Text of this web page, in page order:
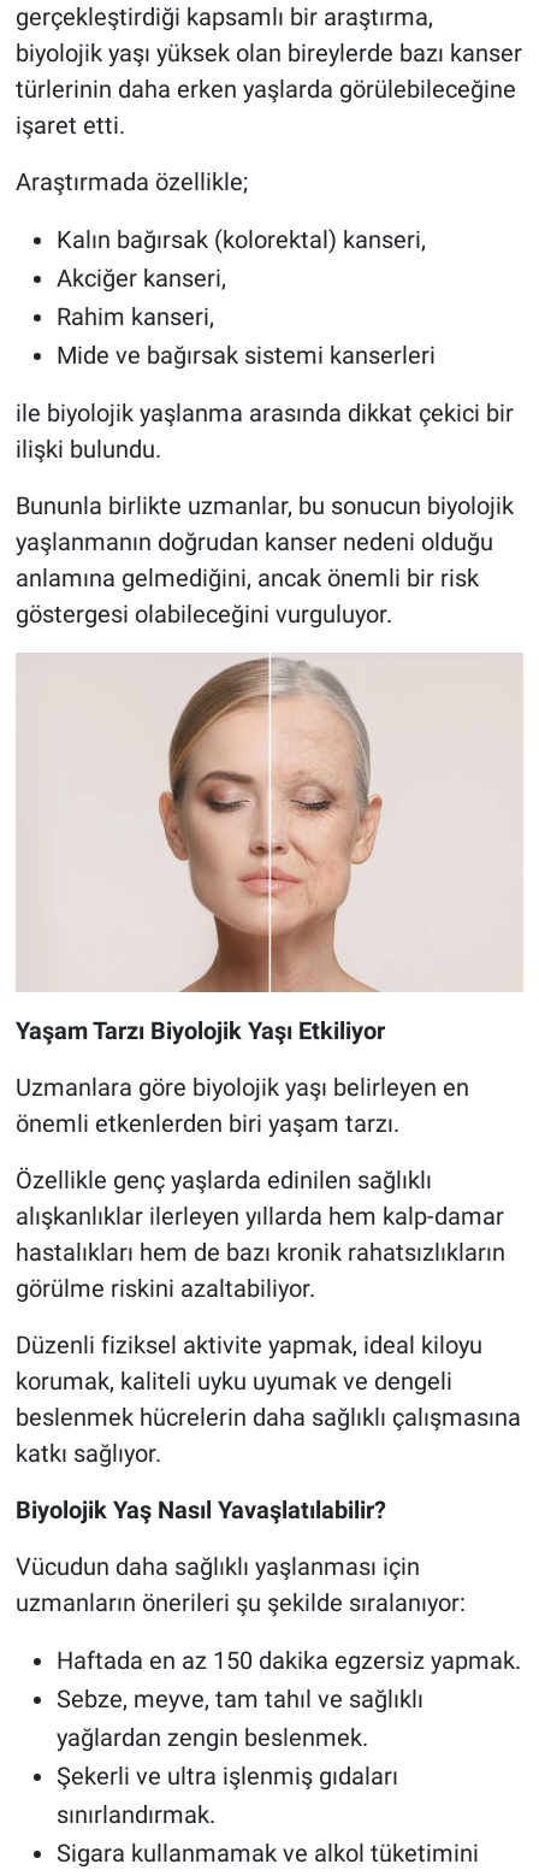
gerçekleştirdiği kapsamlı bir araştırma,
biyolojik yaşı yüksek olan bireylerde bazı kanser
türlerinin daha erken yaşlarda görülebileceğine
işaret etti.
Araştırmada özellikle;
Kalın bağırsak (kolorektal) kanseri,
Akciğer kanseri,
Rahim kanseri,
Mide ve bağırsak sistemi kanserleri
ile biyolojik yaşlanma arasında dikkat çekici bir
ilişki bulundu.
Bununla birlikte uzmanlar, bu sonucun biyolojik
yaşlanmanın doğrudan kanser nedeni olduğu
anlamına gelmediğini, ancak önemli bir risk
göstergesi olabileceğini vurguluyor.
Yaşam Tarzı Biyolojik Yaşı Etkiliyor
Uzmanlara göre biyolojik yaşı belirleyen en
önemli etkenlerden biri yaşam tarzı.
Özellikle genç yaşlarda edinilen sağlıklı
alışkanlıklar ilerleyen yıllarda hem kalp-damar
hastalıkları hem de bazı kronik rahatsızlıkların
görülme riskini azaltabiliyor.
Düzenli fiziksel aktivite yapmak, ideal kiloyu
korumak, kaliteli uyku uyumak ve dengeli
beslenmek hücrelerin daha sağlıklı çalışmasına
katkı sağlıyor.
Biyolojik Yaş Nasıl Yavaşlatılabilir?
Vücudun daha sağlıklı yaşlanması için
uzmanların önerileri şu şekilde sıralanıyor:
Haftada en az 150 dakika egzersiz yapmak.
Sebze, meyve, tam tahıl ve sağlıklı
yağlardan zengin beslenmek.
Şekerli ve ultra işlenmiş gıdaları
sınırlandırmak.
Sigara kullanmamak ve alkol tüketimini